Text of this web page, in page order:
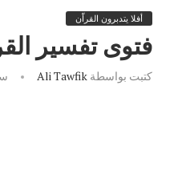
أفلا يتدبرون القراّن
فتوى تفسير
كتبت بواسطة Ali Tawfik